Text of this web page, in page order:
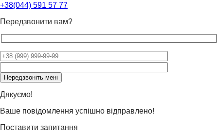
+38(044) 591 57 77
Передзвонити вам?
leave
this
field
empty.
Дякуємо!
Ваше повідомлення успішно відправлено!
Поставити запитання